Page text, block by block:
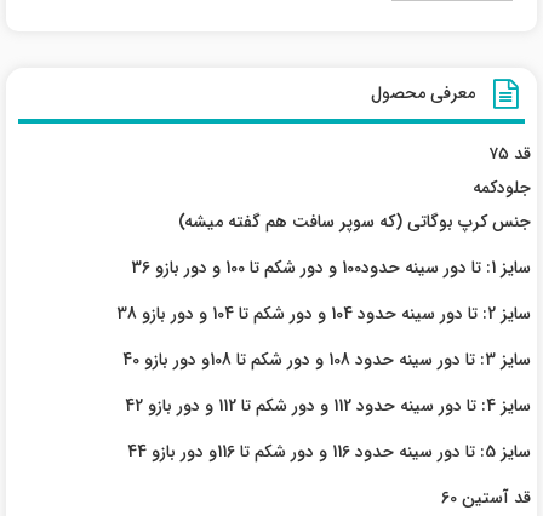
معرفی محصول
قد ۷۵
جلو‌دکمه
جنس کرپ بوگاتی (که سوپر سافت هم گفته میشه)
سایز 1: تا دور سینه حدود100 و دور شکم تا 100 و دور بازو 36
سایز 2: تا دور سینه حدود 104 و دور شکم تا 104 و دور بازو 38
سایز 3: تا دور سینه حدود 108 و دور شکم تا 108و دور بازو 40
سایز 4: تا دور سینه حدود 112 و دور شکم تا 112 و دور بازو 42
سایز 5: تا دور سینه حدود 116 و دور شکم تا 116و دور بازو 44
قد آستین 60